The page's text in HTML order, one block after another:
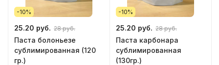
-10%
25.20 руб. 28 руб.
Паста болоньезе
сублимированная (120
гр.)
-10%
25.20 руб. 28 руб.
Паста карбонара
сублимированная
(130гр.)